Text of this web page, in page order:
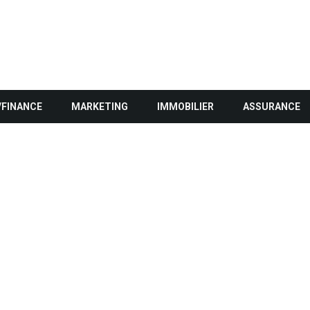
MARKETING IMMOBILIER ASSURANCE